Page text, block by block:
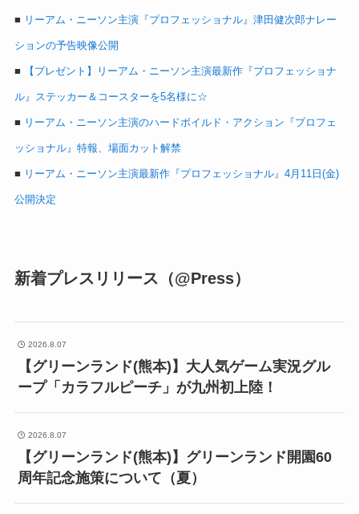
■ リーアム・ニーソン主演『プロフェッショナル』津田健次郎ナレー
ションの予告映像公開
■ 【プレゼント】リーアム・ニーソン主演最新作『プロフェッショナ
ル』ステッカー＆コースターを5名様に☆
■ リーアム・ニーソン主演のハードボイルド・アクション『プロフェ
ッショナル』特報、場面カット解禁
■ リーアム・ニーソン主演最新作『プロフェッショナル』4月11日(金)
公開決定
新着プレスリリース（@Press）
2026.8.07
【グリーンランド(熊本)】大人気ゲーム実況グル
ープ「カラフルピーチ」が九州初上陸！
2026.8.07
【グリーンランド(熊本)】グリーンランド開園60
周年記念施策について（夏）